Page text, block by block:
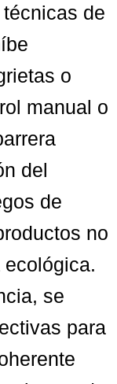
de
o
manual o
del
de
no
se
para